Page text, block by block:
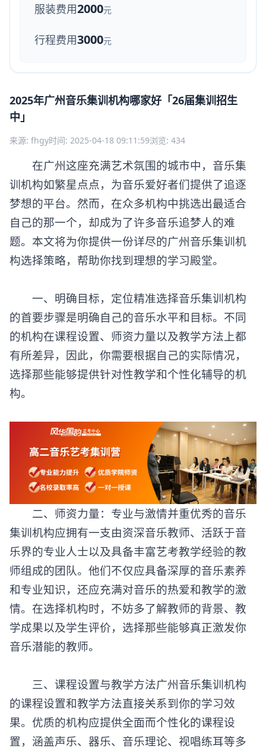
服装费用2000元
行程费用3000元
2025年广州音乐集训机构哪家好「26届集训招生
中」
来源: fhgy时间: 2025-04-18 09:11:59浏览: 434
在广州这座充满艺术氛围的城市中，音乐集
训机构如繁星点点，为音乐爱好者们提供了追逐
梦想的平台。然而，在众多机构中挑选出最适合
自己的那一个，却成为了许多音乐追梦人的难
题。本文将为你提供一份详尽的广州音乐集训机
构选择策略，帮助你找到理想的学习殿堂。
一、明确目标，定位精准选择音乐集训机构
的首要步骤是明确自己的音乐水平和目标。不同
的机构在课程设置、师资力量以及教学方法上都
有所差异，因此，你需要根据自己的实际情况，
选择那些能够提供针对性教学和个性化辅导的机
构。
二、师资力量：专业与激情并重优秀的音乐
集训机构应拥有一支由资深音乐教师、活跃于音
乐界的专业人士以及具备丰富艺考教学经验的教
师组成的团队。他们不仅应具备深厚的音乐素养
和专业知识，还应充满对音乐的热爱和教学的激
情。在选择机构时，不妨多了解教师的背景、教
学成果以及学生评价，选择那些能够真正激发你
音乐潜能的教师。
三、课程设置与教学方法广州音乐集训机构
的课程设置和教学方法直接关系到你的学习效
果。优质的机构应提供全面而个性化的课程设
置，涵盖声乐、器乐、音乐理论、视唱练耳等多